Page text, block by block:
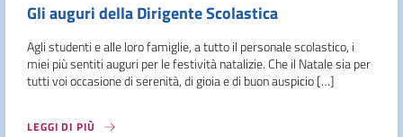
Gli auguri della Dirigente Scolastica
Agli studenti e alle loro famiglie, a tutto il personale scolastico, i
miei più sentiti auguri per le festività natalizie. Che il Natale sia per
tutti voi occasione di serenità, di gioia e di buon auspicio […]
LEGGI DI PIÙ